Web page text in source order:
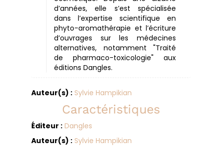
d’années, elle s’est spécialisée
dans l’expertise scientifique en
phyto-aromathérapie et l’écriture
d’ouvrages sur les médecines
alternatives, notamment "Traité
de pharmaco-toxicologie" aux
éditions Dangles.
Auteur(s) : Sylvie Hampikian
Caractéristiques
Éditeur : Dangles
Auteur(s) : Sylvie Hampikian